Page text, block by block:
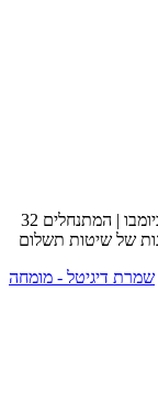
כל הזכויות שמורות לחברת ביומבו | המתנחלים 32
שמרת דיגיטל - מומחה